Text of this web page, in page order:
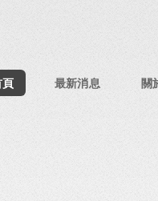
最新消息 關